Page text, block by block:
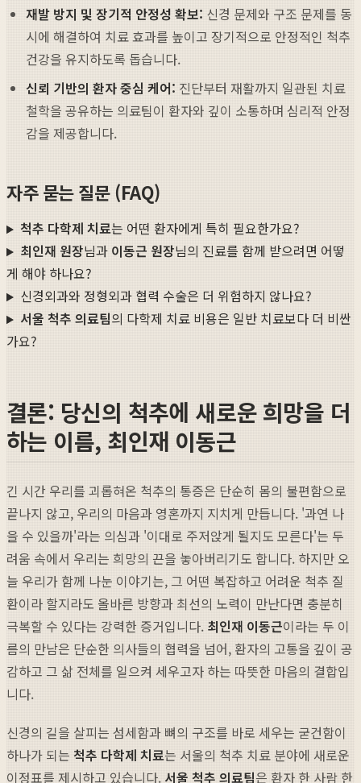
재발 방지 및 장기적 안정성 확보: 신경 문제와 구조 문제를 동
시에 해결하여 치료 효과를 높이고 장기적으로 안정적인 척추
건강을 유지하도록 돕습니다.
신뢰 기반의 환자 중심 케어: 진단부터 재활까지 일관된 치료
철학을 공유하는 의료팀이 환자와 깊이 소통하며 심리적 안정
감을 제공합니다.
자주 묻는 질문 (FAQ)
척추 다학제 치료는 어떤 환자에게 특히 필요한가요?
최인재 원장님과 이동근 원장님의 진료를 함께 받으려면 어떻
게 해야 하나요?
신경외과와 정형외과 협력 수술은 더 위험하지 않나요?
서울 척추 의료팀의 다학제 치료 비용은 일반 치료보다 더 비싼
가요?
결론: 당신의 척추에 새로운 희망을 더
하는 이름, 최인재 이동근
긴 시간 우리를 괴롭혀온 척추의 통증은 단순히 몸의 불편함으로
끝나지 않고, 우리의 마음과 영혼까지 지치게 만듭니다. '과연 나
을 수 있을까'라는 의심과 '이대로 주저앉게 될지도 모른다'는 두
려움 속에서 우리는 희망의 끈을 놓아버리기도 합니다. 하지만 오
늘 우리가 함께 나눈 이야기는, 그 어떤 복잡하고 어려운 척추 질
환이라 할지라도 올바른 방향과 최선의 노력이 만난다면 충분히
극복할 수 있다는 강력한 증거입니다. 최인재 이동근이라는 두 이
름의 만남은 단순한 의사들의 협력을 넘어, 환자의 고통을 깊이 공
감하고 그 삶 전체를 일으켜 세우고자 하는 따뜻한 마음의 결합입
니다.
신경의 길을 살피는 섬세함과 뼈의 구조를 바로 세우는 굳건함이
하나가 되는 척추 다학제 치료는 서울의 척추 치료 분야에 새로운
이정표를 제시하고 있습니다. 서울 척추 의료팀은 환자 한 사람 한